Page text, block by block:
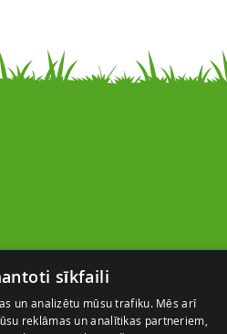
sīkfaili
un analizētu mūsu trafiku. Mēs arī
reklāmas un analītikas partneriem,